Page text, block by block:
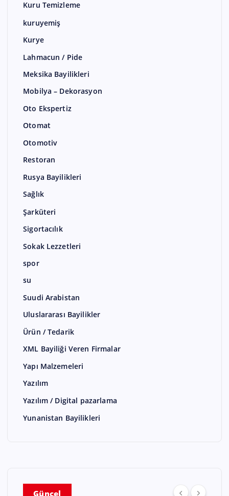
Kuru Temizleme
kuruyemiş
Kurye
Lahmacun / Pide
Meksika Bayilikleri
Mobilya – Dekorasyon
Oto Ekspertiz
Otomat
Otomotiv
Restoran
Rusya Bayilikleri
Sağlık
Şarküteri
Sigortacılık
Sokak Lezzetleri
spor
su
Suudi Arabistan
Uluslararası Bayilikler
Ürün / Tedarik
XML Bayiliği Veren Firmalar
Yapı Malzemeleri
Yazılım
Yazılım / Digital pazarlama
Yunanistan Bayilikleri
Güncel